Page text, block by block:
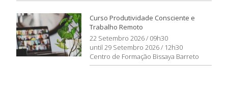
Curso Produtividade Consciente e
Trabalho Remoto
22 Setembro 2026 / 09h30
until 29 Setembro 2026 / 12h30
Centro de Formação Bissaya Barreto